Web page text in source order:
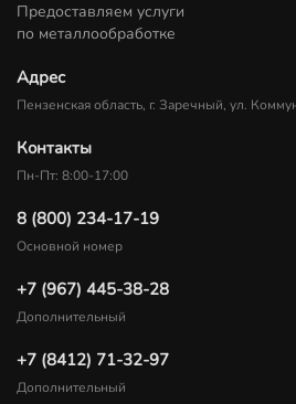
Предоставляем услуги
по металлообработке
Адрес
Пензенская область, г. Заречный, ул.
Контакты
Пн-Пт: 8:00-17:00
8 (800) 234-17-19
Основной номер
+7 (967) 445-38-28
Дополнительный
+7 (8412) 71-32-97
Дополнительный